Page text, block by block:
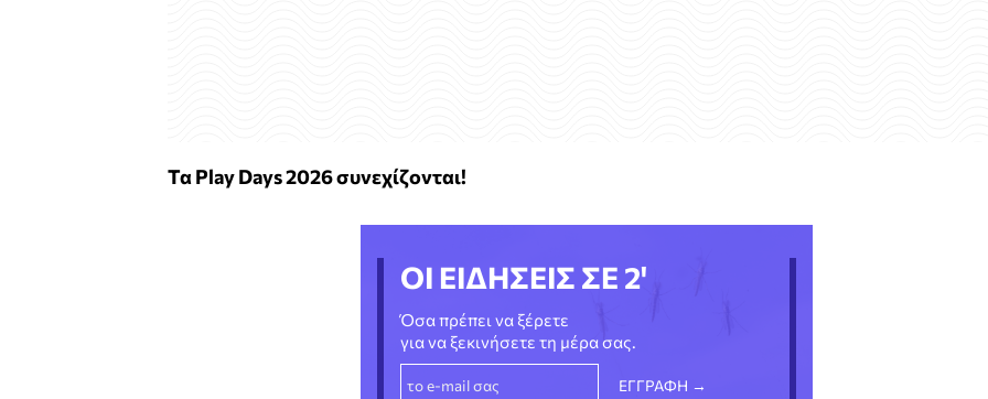
Τα PlayDays2026 συνεχίζονται!
ΟΙ ΕΙΔΗΣΕΙΣ ΣΕ 2'
Όσα πρέπει να ξέρετε
για να ξεκινήσετε τη μέρα σας.